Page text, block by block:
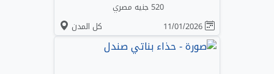
520 جنيه مصري
كل المدن